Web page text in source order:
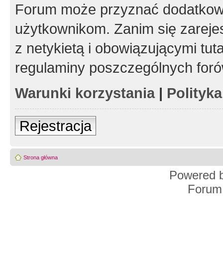
Forum może przyznać
użytkownikom. Zanim się
z netykietą i obowiązującymi
regulaminy poszczególnych
Warunki korzystania|
Rejestracja
Strona główna
Powered